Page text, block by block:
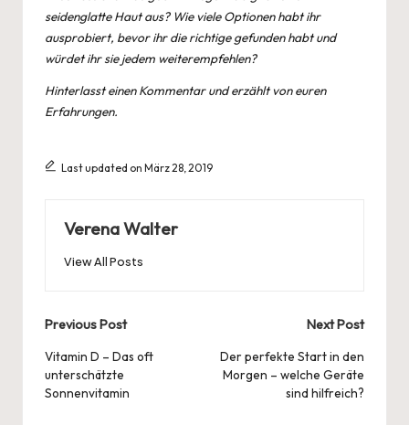
seidenglatte Haut aus? Wie viele Optionen habt ihr
ausprobiert, bevor ihr die richtige gefunden habt und
würdet ihr sie jedem weiterempfehlen?
Hinterlasst einen Kommentar und erzählt von euren
Erfahrungen.
Last updated on März 28, 2019
Verena Walter
View All Posts
Post
navigation
Previous Post
Vitamin D – Das oft
unterschätzte
Sonnenvitamin
Next Post
Der perfekte Start in den
Morgen – welche Geräte
sind hilfreich?